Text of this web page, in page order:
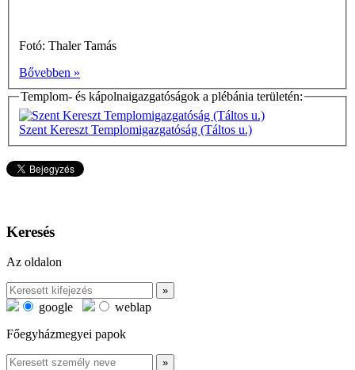
Fotó: Thaler Tamás
Bővebben »
Templom- és kápolnaigazgatóságok a plébánia területén:
Szent Kereszt Templomigazgatóság (Táltos u.)
Keresés
Az oldalon
google
weblap
Főegyházmegyei papok